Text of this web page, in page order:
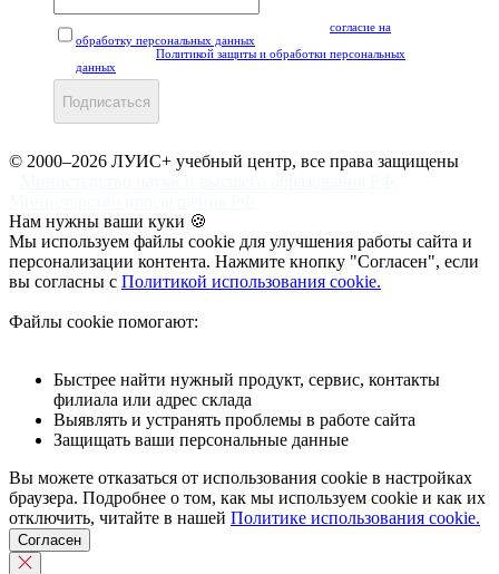
согласие на
обработку персональных данных
Политикой защиты и обработки персональных
данных
Подписаться
© 2000–2026 ЛУИС+ учебный центр, все права защищены
Нам нужны ваши куки 🍪
Мы используем файлы cookie для улучшения работы сайта и
персонализации контента. Нажмите кнопку "Согласен", если
вы согласны с Политикой использования cookie.
Файлы cookie помогают:
Быстрее найти нужный продукт, сервис, контакты
филиала или адрес склада
Выявлять и устранять проблемы в работе сайта
Защищать ваши персональные данные
Вы можете отказаться от использования cookie в настройках
браузера. Подробнее о том, как мы используем cookie и как их
отключить, читайте в нашей Политике использования cookie.
Согласен